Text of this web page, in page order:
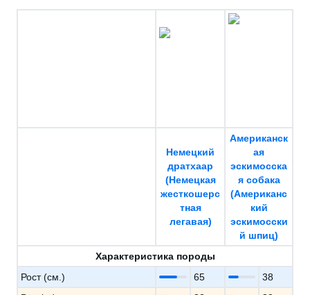
Немецкий
дратхаар
(Немецкая
жесткошерс
тная
легавая)
Американск
ая
эскимосска
я собака
(Американс
кий
эскимосски
й шпиц)
Характеристика породы
Рост (см.)
65
38